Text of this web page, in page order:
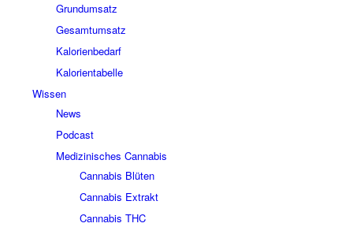
Grundumsatz
Gesamtumsatz
Kalorienbedarf
Kalorientabelle
Wissen
News
Podcast
Medizinisches Cannabis
Cannabis Blüten
Cannabis Extrakt
Cannabis THC